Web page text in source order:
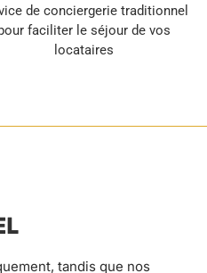
de conciergerie traditionnel
faciliter le séjour de vos
locataires